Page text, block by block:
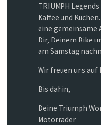
TRIUMPH
Kaffee und
eine gemeinsame
Dir, Deinem Bike
am Samstag
Wir freuen uns auf
Bis dahin,
Deine Triumph
Motorräder